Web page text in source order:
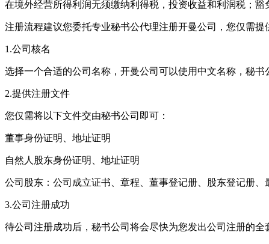
在境外经营所得利润无须缴纳利得税，投资收益和利润税；
注册流程建议您委托专业秘书公代理注册开曼公司，您仅需
1.公司核名
选择一个合适的公司名称，开曼公司可以使用中文名称，秘书
2.提供注册文件
您仅需将以下文件交由秘书公司即可：
董事身份证明、地址证明
自然人股东身份证明、地址证明
公司股东：公司成立证书、章程、董事登记册、股东登记册
3.公司注册成功
待公司注册成功后，秘书公司将会尽快为您发出公司注册的全